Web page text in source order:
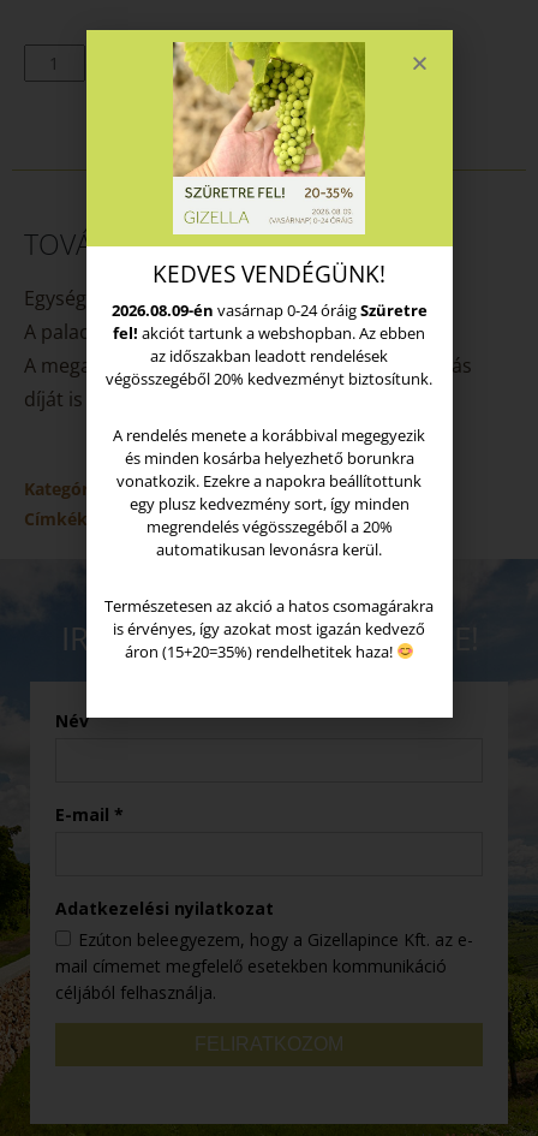
KOSÁRBA TESZEM
TOVÁBBI INFORMÁCIÓK
Egységár: 156 000 Ft/liter
A palackok száma összesen a csomagban: 1 db
A megadott árak bruttó árak és a belföldi szállítás
díját is tartalmazzák.
Kategória
tokaji
Címkék
,furmint,gizella,hárslevelű,tokaji
IRATKOZZ FEL A HÍRLEVÉLRE!
KEDVES VENDÉGÜNK!
2026.08.09-én vasárnap 0-24 óráigSzüretre
fel! akciót tartunk a webshopban. Az ebben
az időszakban leadott rendelések
végösszegéből 20% kedvezményt biztosítunk.
A rendelés menete a korábbival megegyezik
és minden kosárba helyezhető borunkra
vonatkozik. Ezekre a napokra beállítottunk
egy plusz kedvezmény sort, így minden
megrendelés végösszegéből a 20%
automatikusan levonásra kerül.
Természetesen az akció a hatos csomagárakra
is érvényes, így azokat most igazán kedvező
áron (15+20=35%) rendelhetitek haza!